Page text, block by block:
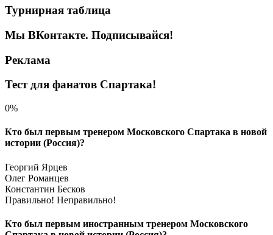
Турнирная таблица
Мы ВКонтакте. Подписывайся!
Реклама
Тест для фанатов Спартака!
0%
Кто был первым тренером Московского Спартака в новой
истории (Россия)?
Георгий Ярцев
Олег Романцев
Константин Бесков
Правильно! Неправильно!
Кто был первым иностранным тренером Московского